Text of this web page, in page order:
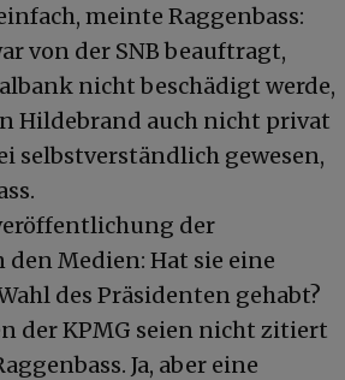
meinte Raggenbass:
von der SNB beauftragt,
nicht beschädigt werde,
Hildebrand auch nicht privat
selbstverständlich gewesen,
der
Medien: Hat sie eine
des Präsidenten gehabt?
der KPMG seien nicht zitiert
Ja, aber eine